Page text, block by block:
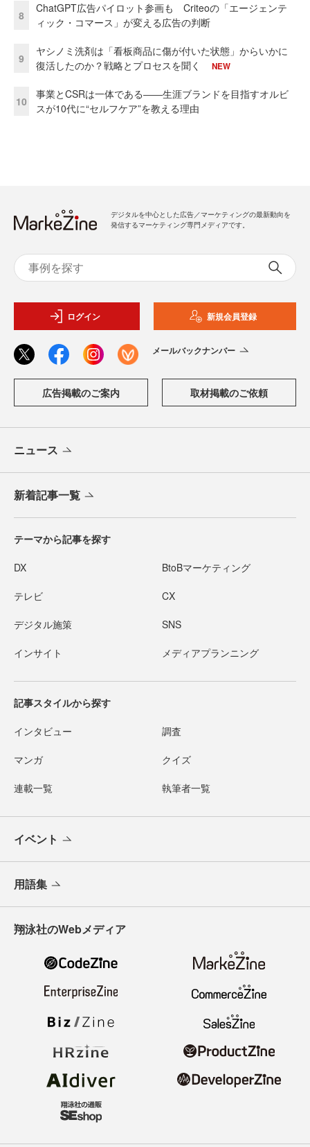
8
ChatGPT広告パイロット参画も Criteoの「エージェンテ
ィック・コマース」が変える広告の判断
9
ヤシノミ洗剤は「看板商品に傷が付いた状態」からいかに
復活したのか？戦略とプロセスを聞く
NEW
10
事業とCSRは一体である――生涯ブランドを目指すオルビ
スが10代に“セルフケア”を教える理由
デジタルを中心とした広告／マーケティングの最新動向を
発信するマーケティング専門メディアです。
ログイン 新規会員登録
メールバックナンバー
広告掲載のご案内 取材掲載のご依頼
ニュース
新着記事一覧
テーマから記事を探す
DX BtoBマーケティング
テレビ CX
デジタル施策 SNS
インサイト メディアプランニング
記事スタイルから探す
インタビュー 調査
マンガ クイズ
連載一覧 執筆者一覧
イベント
用語集
翔泳社のWebメディア